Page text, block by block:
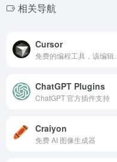
相关导航
Cursor
ChatGPT Plugins
ChatGPT 官方插件支持
Craiyon
免费 AI 图像生成器